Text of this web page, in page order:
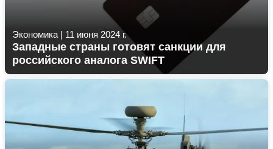
Экономика | 11 июня 2024 г.
Западные страны готовят санкции для
российского аналога SWIFT